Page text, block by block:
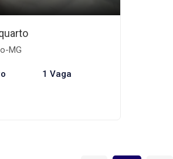
MG
1 Vaga